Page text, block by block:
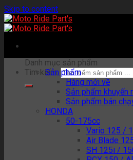
Skip to content
Tìm kiếm:
Danh mục sản phẩm
Sản phẩm
Hàng mới về
Sản phẩm khuyến
Sản phẩm bán
HONDA
50-175cc
Vario 125 /
Air Blade
SH 125i /